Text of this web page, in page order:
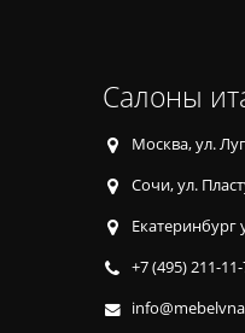
Салоны
Москва, ул.
Сочи, ул.
Екатеринбург
+7 (495) 211-